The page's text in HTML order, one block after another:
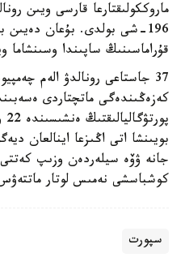
ماروككولىقتارعا قارسى ويىن
196-شى بولدى. بۇعان دەيىن
قۇراماسىنىڭ ساپىندا
37 جاستاعى رونالدۋ الەم
كەزەڭىندەگى ماتچتاردى
بويىنشا اتى اڭىزعا اينالعان
جانە ۋۆە سيلەردەن وزىپ
كوشباسشى نەمىس لوتار ماتتەۋس - 25
سپورت